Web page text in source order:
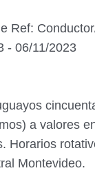
Ref:
- 06/11/2023
a valores
Horarios
Montevideo.